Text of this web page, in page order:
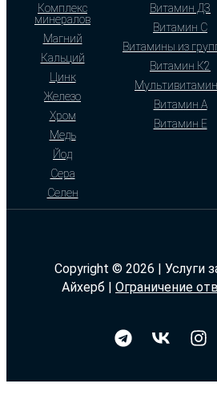
Комплекс
минералов
Магний
Кальций
Цинк
Железо
Хром
Медь
Йод
Сера
Селен
Витамин Д3
Витамин С
Витамины из
Витамин К2
Витамин А
Витамин Е
Copyright © 2026 | Услуги
Айхерб | Ограничение